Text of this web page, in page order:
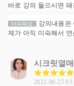
바로 강의 들으시면
아쉬워요
강의내용은
제가 아직 미숙해서
시크릿열매
2022-06-25